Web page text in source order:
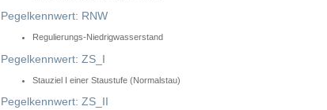
Pegelkennwert: RNW
Regulierungs-Niedrigwasserstand
Pegelkennwert: ZS_I
Stauziel I einer Staustufe (Normalstau)
Pegelkennwert: ZS_II